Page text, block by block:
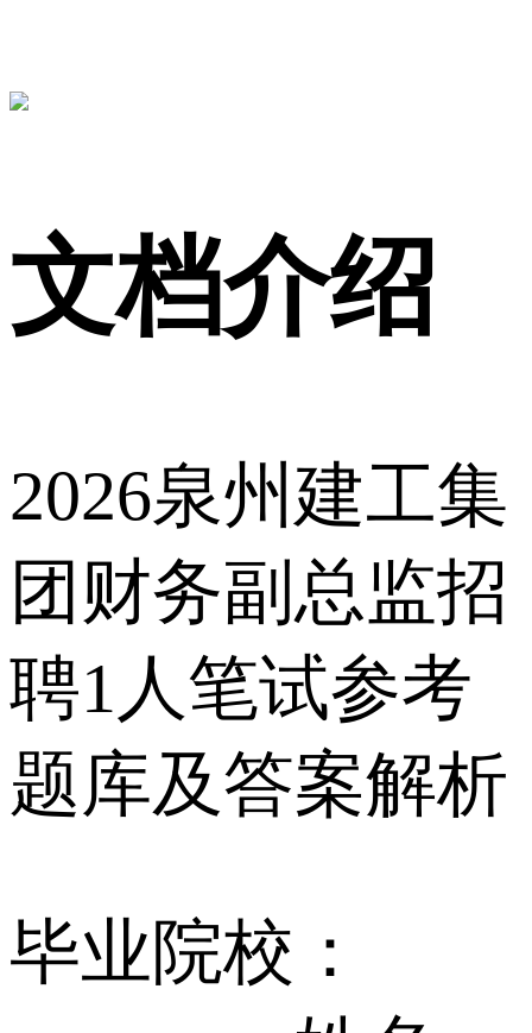
文档介绍
2026泉州建工集
团财务副总监招
聘1人笔试参考
题库及答案解析
毕业院校：